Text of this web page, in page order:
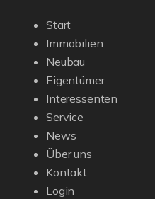
Start
Immobilien
Neubau
Eigentümer
Interessenten
Service
News
Über uns
Kontakt
Login